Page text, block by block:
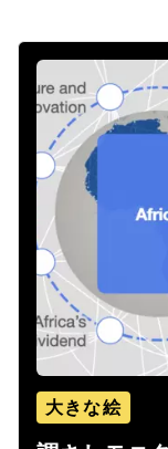
大きな絵